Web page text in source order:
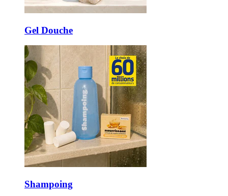
Gel Douche
Shampoing